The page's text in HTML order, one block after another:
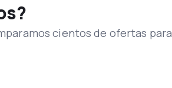
cientos de ofertas para